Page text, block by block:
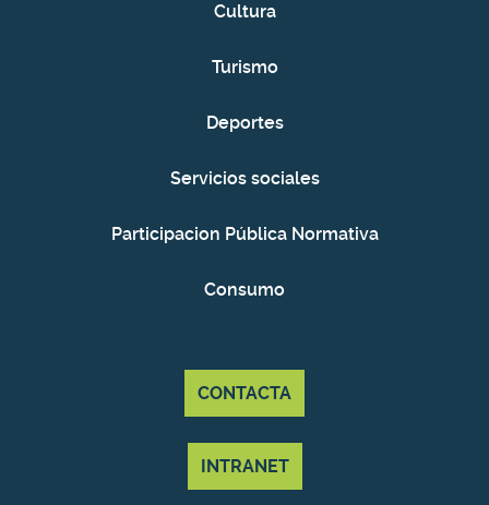
Cultura
Turismo
Deportes
Servicios sociales
Participacion Pública Normativa
Consumo
CONTACTA
INTRANET